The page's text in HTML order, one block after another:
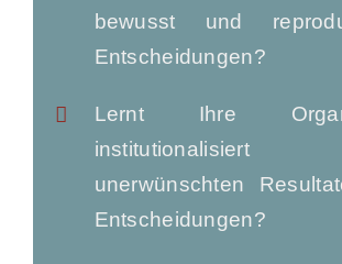
bewusst und
Entscheidungen?
Lernt Ihre
unerwünschten
Entscheidungen?